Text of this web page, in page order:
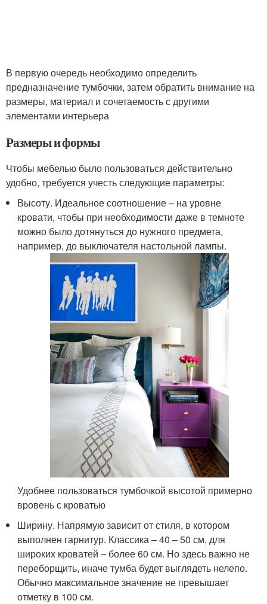
В первую очередь необходимо определить
предназначение тумбочки, затем обратить внимание на
размеры, материал и сочетаемость с другими
элементами интерьера
Размеры и формы
Чтобы мебелью было пользоваться действительно
удобно, требуется учесть следующие параметры:
Высоту. Идеальное соотношение – на уровне
кровати, чтобы при необходимости даже в темноте
можно было дотянуться до нужного предмета,
например, до выключателя настольной лампы.
Удобнее пользоваться тумбочкой высотой примерно
вровень с кроватью
Ширину. Напрямую зависит от стиля, в котором
выполнен гарнитур. Классика – 40 – 50 см, для
широких кроватей – более 60 см. Но здесь важно не
переборщить, иначе тумба будет выглядеть нелепо.
Обычно максимальное значение не превышает
отметку в 100 см.